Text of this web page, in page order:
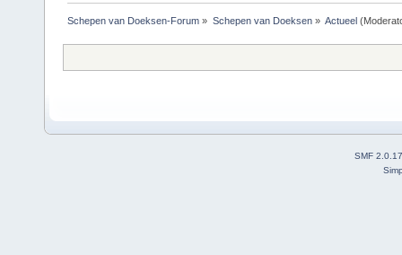
Schepen van Doeksen-Forum » Schepen van Doeksen» Actueel
SMF 2.0.17